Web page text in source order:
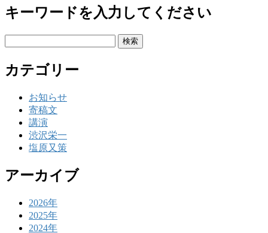
キーワードを入力してください
カテゴリー
お知らせ
寄稿文
講演
渋沢栄一
塩原又策
アーカイブ
2026年
2025年
2024年